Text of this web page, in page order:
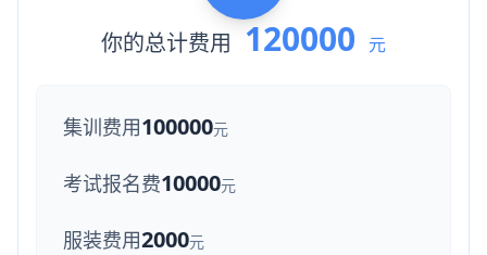
你的总计费用 120000 元
集训费用100000元
考试报名费10000元
服装费用2000元